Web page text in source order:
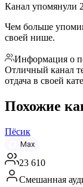
Канал упомянули
Чем больше
своей нише.
Информация о
Отличный канал
отдача в своей
Похожие
Пёсик
Max
23 610
Смешанная